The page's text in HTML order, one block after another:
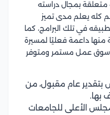
بمجال دراسته
كله يعلم مدى تميز
في تلك البرامج، كما
منها داعمة فعليًا لمسيرة
سوق عمل مستمر ومتوفر
بتقدير عام مقبول، من
بها.
الأعلى للجامعات